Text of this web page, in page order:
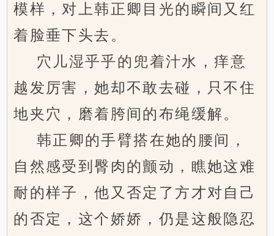
模样，对上韩正卿目光的瞬间又红
着脸垂下头去。
穴儿湿乎乎的兜着汁水，痒意
越发厉害，她却不敢去碰，只不住
地夹穴，磨着胯间的布绳缓解。
韩正卿的手臂搭在她的腰间，
自然感受到臀肉的颤动，瞧她这难
耐的样子，他又否定了方才对自己
的否定，这个娇娇，仍是这般隐忍